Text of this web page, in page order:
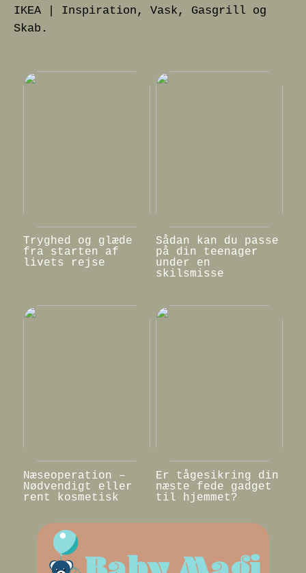
IKEA | Inspiration, Vask, Gasgrill og
Skab.
Tryghed og glæde
fra starten af
livets rejse
Sådan kan du passe
på din teenager
under en
skilsmisse
Næseoperation –
Nødvendigt eller
rent kosmetisk
Er tågesikring din
næste fede gadget
til hjemmet?